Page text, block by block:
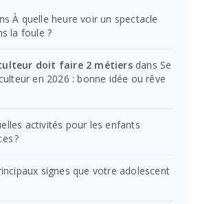
À quelle heure voir un spectacle
la foule ?
doit faire 2 métiersdans Se
en 2026 : bonne idée ou rêve
activités pour les enfants
?
signes que votre adolescent